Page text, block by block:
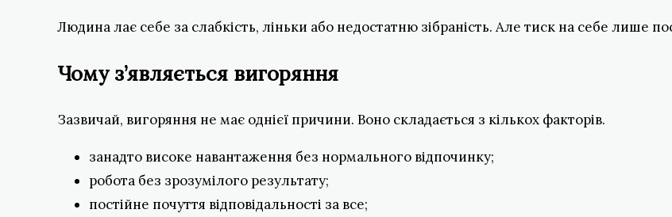
Людина лає себе за слабкість, ліньки або недостатню зібраність. Але тиск на себе лише
Чому з’являється вигоряння
Зазвичай, вигоряння не має однієї причини. Воно складається з кількох факторів.
занадто високе навантаження без нормального відпочинку;
робота без зрозумілого результату;
постійне почуття відповідальності за все;